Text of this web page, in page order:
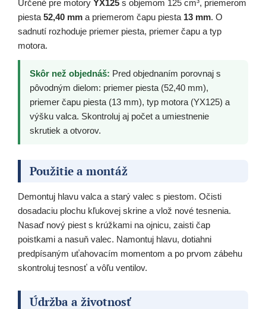
Určené pre motory YX125 s objemom 125 cm³, priemerom
piesta52,40 mm a priemerom čapu piesta 13 mm. O
sadnutí rozhoduje priemer piesta, priemer čapu a typ
motora.
Skôr než objednáš: Pred objednaním porovnaj s
pôvodným dielom: priemer piesta (52,40 mm),
priemer čapu piesta (13 mm), typ motora (YX125) a
výšku valca. Skontroluj aj počet a umiestnenie
skrutiek a otvorov.
Použitie a montáž
Demontuj hlavu valca a starý valec s piestom. Očisti
dosadaciu plochu kľukovej skrine a vlož nové tesnenia.
Nasaď nový piest s krúžkami na ojnicu, zaisti čap
poistkami a nasuň valec. Namontuj hlavu, dotiahni
predpísaným uťahovacím momentom a po prvom zábehu
skontroluj tesnosť a vôľu ventilov.
Údržba a životnosť